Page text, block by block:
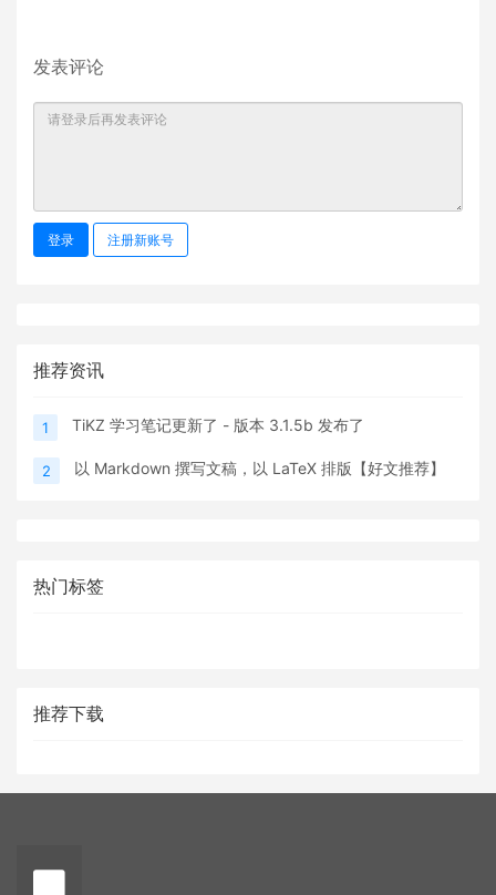
发表评论
登录 注册新账号
推荐资讯
1 TiKZ 学习笔记更新了 - 版本 3.1.5b 发布了
2 以 Markdown 撰写文稿，以 LaTeX 排版【好文推荐】
热门标签
推荐下载